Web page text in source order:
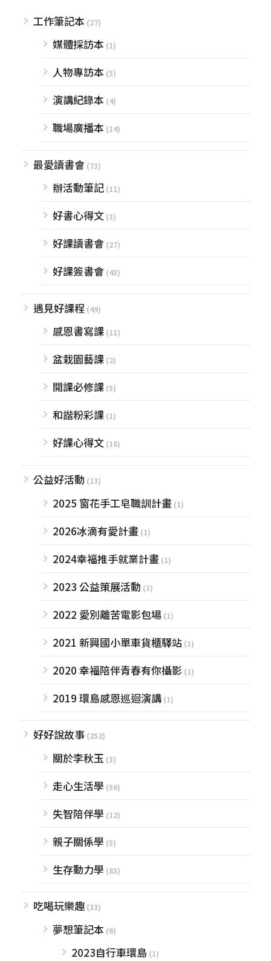
工作筆記本 (27)
媒體採訪本 (1)
人物專訪本 (5)
演講紀錄本 (4)
職場廣播本 (14)
最愛讀書會 (73)
辦活動筆記 (11)
好書心得文 (3)
好課讀書會 (27)
好課簽書會 (43)
遇見好課程 (49)
感恩書寫課 (11)
盆栽園藝課 (2)
開課必修課 (5)
和諧粉彩課 (1)
好課心得文 (18)
公益好活動 (13)
2025 窗花手工皂職訓計畫 (1)
2026冰滴有愛計畫 (1)
2024幸福推手就業計畫 (1)
2023 公益策展活動 (3)
2022 愛別離苦電影包場 (1)
2021 新興國小單車貨櫃驛站 (1)
2020 幸福陪伴青春有你攝影 (1)
2019 環島感恩巡迴演講 (1)
好好說故事 (252)
關於李秋玉 (3)
走心生活學 (56)
失智陪伴學 (12)
親子關係學 (5)
生存動力學 (83)
吃喝玩樂趣 (33)
夢想筆記本 (6)
2023自行車環島 (1)